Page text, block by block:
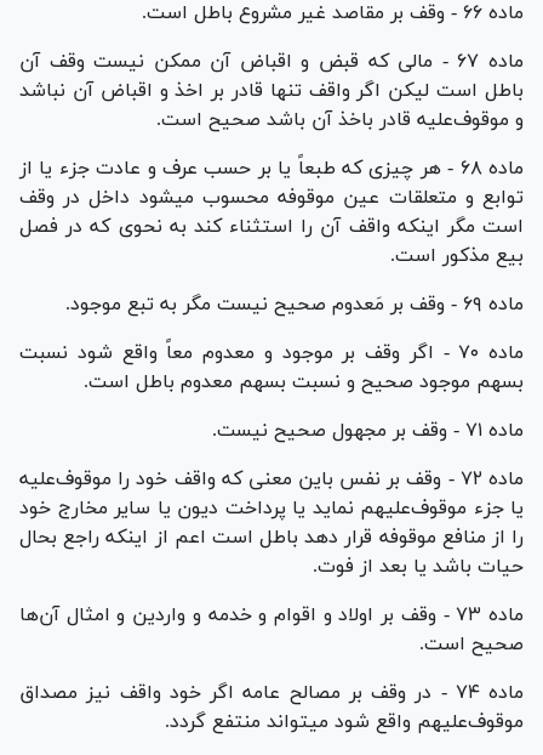
ماده ۶۶ - وقف بر مقاصد غیر مشروع باطل است.
ماده ۶۷ - مالی که قبض و اقباض آن ممکن نیست وقف آن
باطل است لیکن اگر واقف تنها قادر بر اخذ و اقباض آن نباشد
و موقوف‌علیه قادر باخذ آن باشد صحیح است.
ماده ۶۸ - هر چیزی که طبعاً یا بر حسب عرف و عادت جزء یا از
توابع و متعلقات عین موقوفه محسوب میشود داخل در وقف
است مگر اینکه واقف آن را استثناء کند به نحوی که در فصل
بیع مذکور است.
ماده ۶۹ - وقف بر مَعدوم صحیح نیست مگر به تبع موجود.
ماده ۷۰ - اگر وقف بر موجود و معدوم معاً واقع شود نسبت
بسهم موجود صحیح و نسبت بسهم معدوم باطل است.
ماده ۷۱ - وقف بر مجهول صحیح نیست.
ماده ۷۲ - وقف بر نفس باین معنی که واقف خود را موقوف‌علیه
یا جزء موقوف‌علیهم نماید یا پرداخت دیون یا سایر مخارج خود
را از منافع موقوفه قرار دهد باطل است اعم از اینکه راجع بحال
حیات باشد یا بعد از فوت.
ماده ۷۳ - وقف بر اولاد و اقوام و خدمه و واردین و امثال آن‌ها
صحیح است.
ماده ۷۴ - در وقف بر مصالح عامه اگر خود واقف نیز مصداق
موقوف‌علیهم واقع شود میتواند منتفع گردد.